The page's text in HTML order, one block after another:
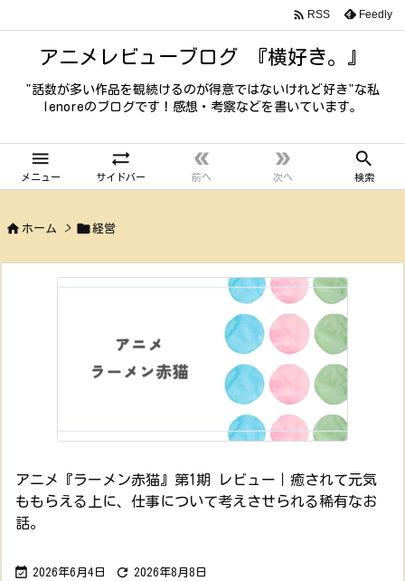
アニメレビューブログ 『横好き。』
"話数が多い作品を観続けるのが得意ではないけれど好き"な私
lenoreのブログです！感想・考察などを書いています。

メニュー

サイドバー

前へ

次へ

検索
 RSS Feedly
 ホーム > 経営
アニメ『ラーメン赤猫』第1期 レビュー｜癒されて元気
ももらえる上に、仕事について考えさせられる稀有なお
話。
 2026年6月4日  2026年8月8日